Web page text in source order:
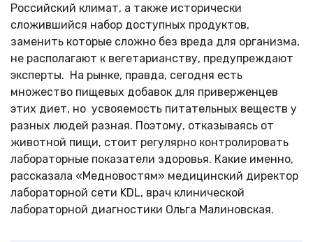
Российский климат, а также исторически
сложившийся набор доступных продуктов,
заменить которые сложно без вреда для организма,
не располагают к вегетарианству, предупреждают
эксперты. На рынке, правда, сегодня есть
множество пищевых добавок для приверженцев
этих диет, но усвояемость питательных веществ у
разных людей разная. Поэтому, отказываясь от
животной пищи, стоит регулярно контролировать
лабораторные показатели здоровья. Какие именно,
рассказала «Медновостям» медицинский директор
лабораторной сети KDL, врач клинической
лабораторной диагностики Ольга Малиновская.